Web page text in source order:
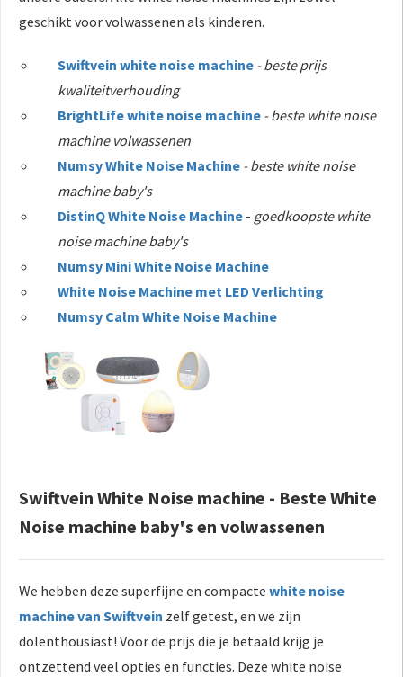
geschikt voor volwassenen als kinderen.
Swiftvein white noise machine - beste prijs
kwaliteitverhouding
BrightLife white noise machine - beste white noise
machine volwassenen
Numsy White Noise Machine - beste white noise
machine baby's
DistinQ White Noise Machine - goedkoopste white
noise machine baby's
Numsy Mini White Noise Machine
White Noise Machine met LED Verlichting
Numsy Calm White Noise Machine
Swiftvein White Noise machine - Beste White
Noise machine baby's en volwassenen
We hebben deze superfijne en compacte white noise
machine van Swiftvein zelf getest, en we zijn
dolenthousiast! Voor de prijs die je betaald krijg je
ontzettend veel opties en functies. Deze white noise